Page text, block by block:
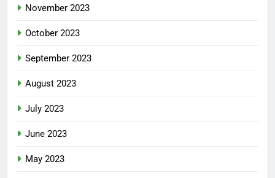
November 2023
October 2023
September 2023
August 2023
July 2023
June 2023
May 2023